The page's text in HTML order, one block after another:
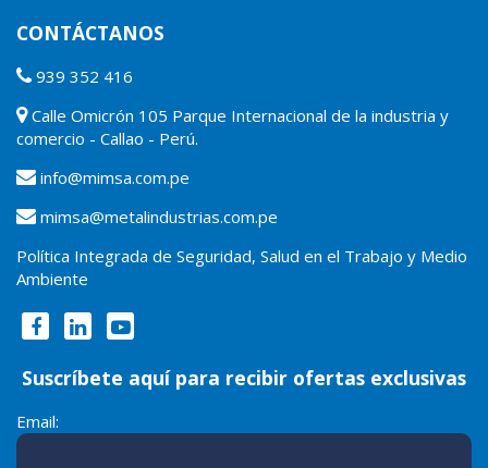
CONTÁCTANOS
939 352 416
Calle Omicrón 105 Parque Internacional de la industria y
comercio - Callao - Perú.
info@mimsa.com.pe
mimsa@metalindustrias.com.pe
Política Integrada de Seguridad, Salud en el Trabajo y Medio
Ambiente
Suscríbete aquí para recibir ofertas exclusivas
Email: